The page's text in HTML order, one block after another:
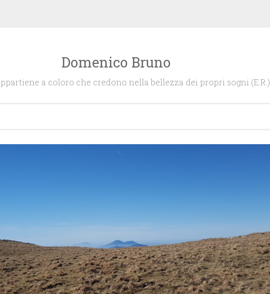
Domenico Bruno
a coloro che credono nella bellezza dei propri sogni (E.R.)